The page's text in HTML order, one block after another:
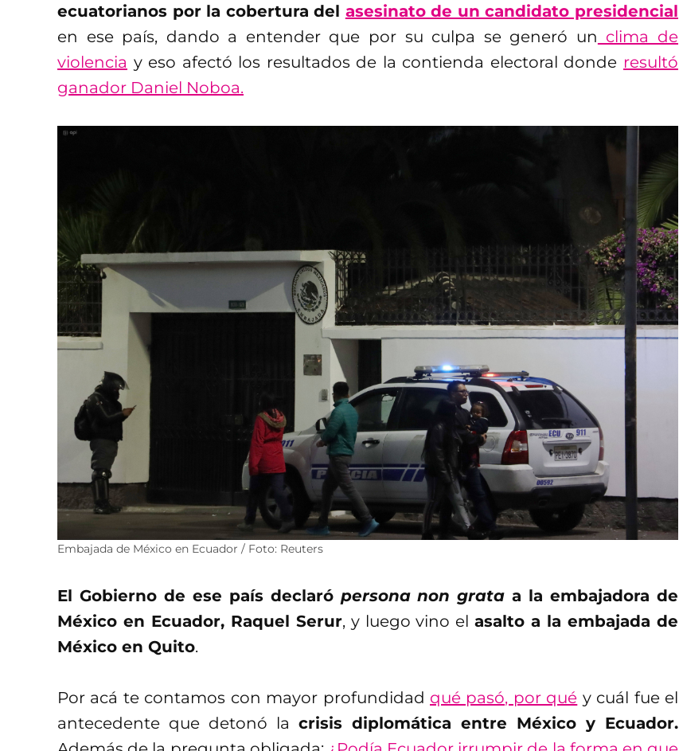
ecuatorianos por la cobertura del asesinato de un candidato presidencial
en ese país, dando a entender que por su culpa se generó un clima de
violencia y eso afectó los resultados de la contienda electoral donde resultó
ganador Daniel Noboa.
Embajada de México en Ecuador / Foto: Reuters
El Gobierno de ese país declaró persona non grataa la embajadora de
México en Ecuador, Raquel Serur, y luego vino elasalto a la embajada de
México en Quito.
Por acá te contamos con mayor profundidad qué pasó, por qué y cuál fue el
antecedente que detonó la crisis diplomática entre México y Ecuador.